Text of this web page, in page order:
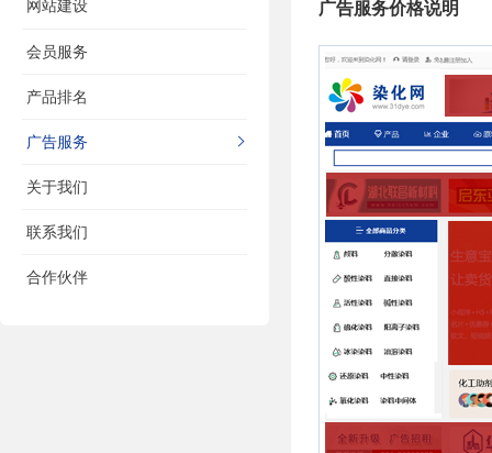
网站建设
会员服务
产品排名
广告服务
关于我们
联系我们
合作伙伴
广告服务价格说明